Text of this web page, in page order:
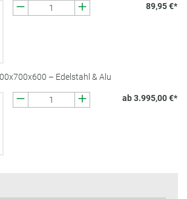
89,95 €*
– Edelstahl & Alu
ab 3.995,00 €*